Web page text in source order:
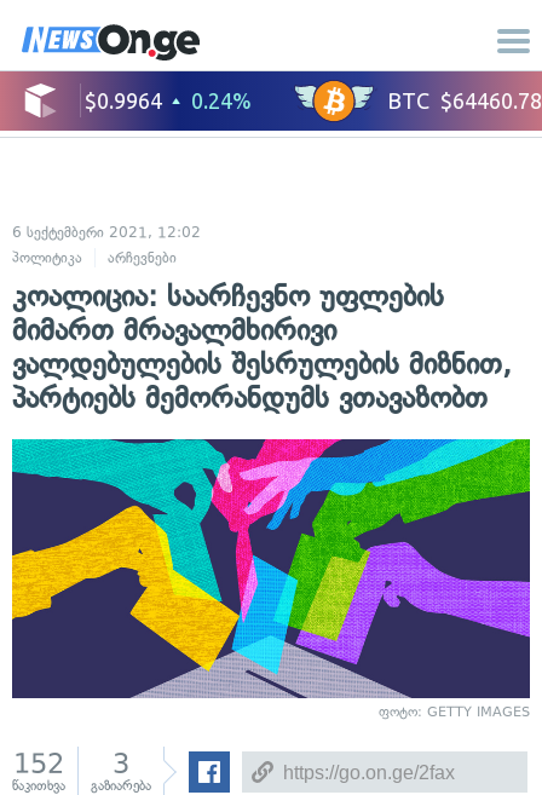
6 სექტემბერი 2021, 12:02
პოლიტიკა
არჩევნები
კოალიცია: საარჩევნო უფლების
მიმართ მრავალმხირივი
ვალდებულების შესრულების მიზნით,
პარტიებს მემორანდუმს ვთავაზობთ
ფოტო: GETTY IMAGES
152
წაკითხვა
3
გაზიარება